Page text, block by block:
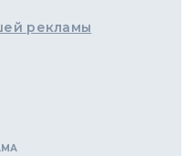
рекламы